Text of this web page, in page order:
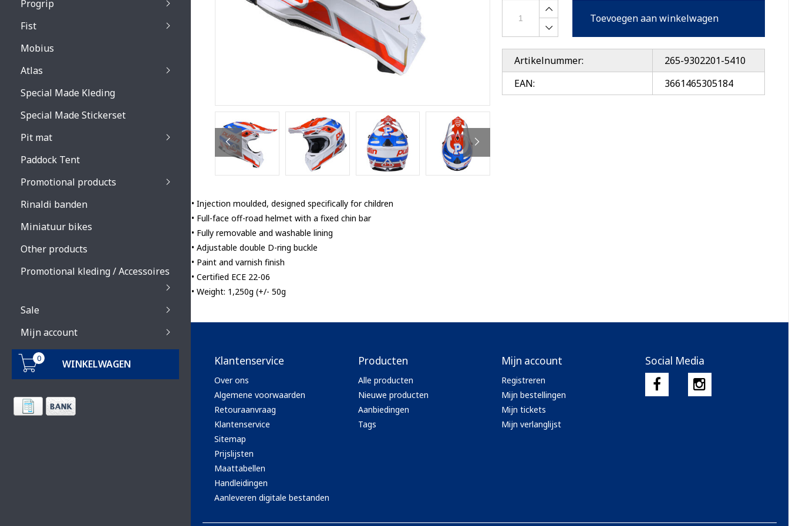
Ventury accessoires
Performance accessoires
Ventury accessoires
Primal / Split / Hustle accessoires
Progrip
Venom 3200 / Atzaki 3201 lenses
Fist
Mobius
Atlas
Special Made Kleding
Special Made Stickerset
Pit mat
Paddock Tent
Promotional products
Rinaldi banden
Miniatuur bikes
Other products
Promotional kleding / Accessoires
Sale
Mijn account
0 WINKELWAGEN
Toevoegen aan winkelwagen
Artikelnummer:
265-9302201-5410
EAN:
3661465305184
• Injection moulded, designed specifically for children
• Full-face off-road helmet with a fixed chin bar
• Fully removable and washable lining
• Adjustable double D-ring buckle
• Paint and varnish finish
• Certified ECE 22-06
• Weight: 1,250g (+/- 50g
Klantenservice
Over ons
Algemene voorwaarden
Retouraanvraag
Klantenservice
Sitemap
Prijslijsten
Maattabellen
Handleidingen
Aanleveren digitale bestanden
Producten
Alle producten
Nieuwe producten
Aanbiedingen
Tags
Mijn account
Registreren
Mijn bestellingen
Mijn tickets
Mijn verlanglijst
Social Media